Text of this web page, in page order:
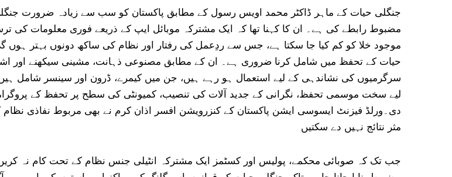
جنگلی حیات کے ماہر ڈاکٹر محمد اویس رسول کے مطابق پاکستان کو سب سے زیادہ ضرورت
مضبوط رابطے کی ہے۔ ان کا کہنا تھا کہ ایک مشترکہ موبائل ایپ کے ذریعے فوری معلومات کی
موجود خلا کو کم کیا جا سکتا ہے، جس سے ردِعمل کی رفتار اور نظام کی ساکھ دونوں بہتر ہوں
حیات کے تحفظ میں شامل کرنا ضروری ہے۔ ان کے مطابق مصنوعی ذہانت، مشینی سیکھنے اور
سرگرمیوں کی نشاندہی کے لیے استعمال ہو رہے ہیں، جن میں کیمرے، ڈرون اور سینسر شامل
لیے سخت موسمی تحفظ، نگرانی کے جدید آلات کی تنصیب، کمیونٹی کی سطح پر تحفظ کے
دی۔ورلڈ فیزنٹ ایسوسی ایشن پاکستان کے کنزرویشن افسر اذان کرم نے بھی مربوط نفاذی نظام
مثر نتائج نہیں دے سکتیں
جب تک کہ صوبائی محکمے، پولیس اور کسٹمز ایک مشترکہ انٹیلی جنس نظام کے تحت کام نہ